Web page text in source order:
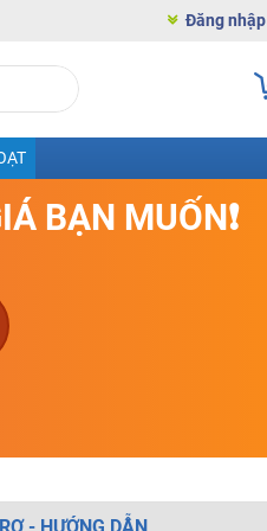
Đăng nhập
BẠN MUỐN❗